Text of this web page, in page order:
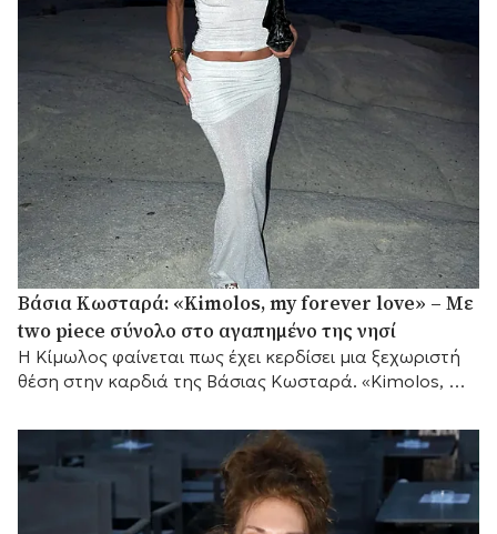
Βάσια Κωσταρά: «Kimolos, my forever love» – Με
two piece σύνολο στο αγαπημένο της νησί
Η Κίμωλος φαίνεται πως έχει κερδίσει μια ξεχωριστή
θέση στην καρδιά της Βάσιας Κωσταρά. «Kimolos, my